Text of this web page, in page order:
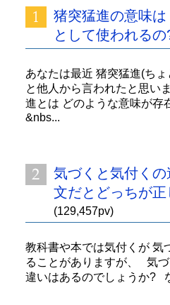
猪突猛進の意味
として使われるの
あなたは最近 猪突猛進(ち
と他人から言われたと思い
進とは どのような意味が存
&nbs...
気づくと気付くの
文だとどっちが正
(129,457pv)
教科書や本では気付くが 気
ることがありますが、 気
違いはあるのでしょうか?